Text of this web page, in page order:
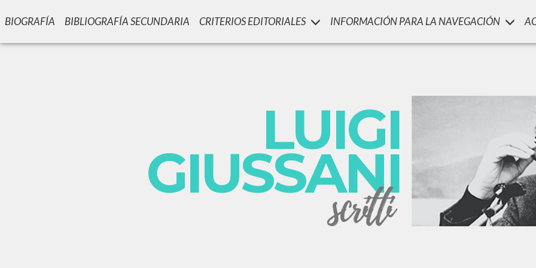
LUIGI
GIUSSANI
scritti
BIOGRAFÍA BIBLIOGRAFÍA SECUNDARIA CRITERIOS EDITORIALES INFORMACIÓN PARA LA NAVEGACIÓN